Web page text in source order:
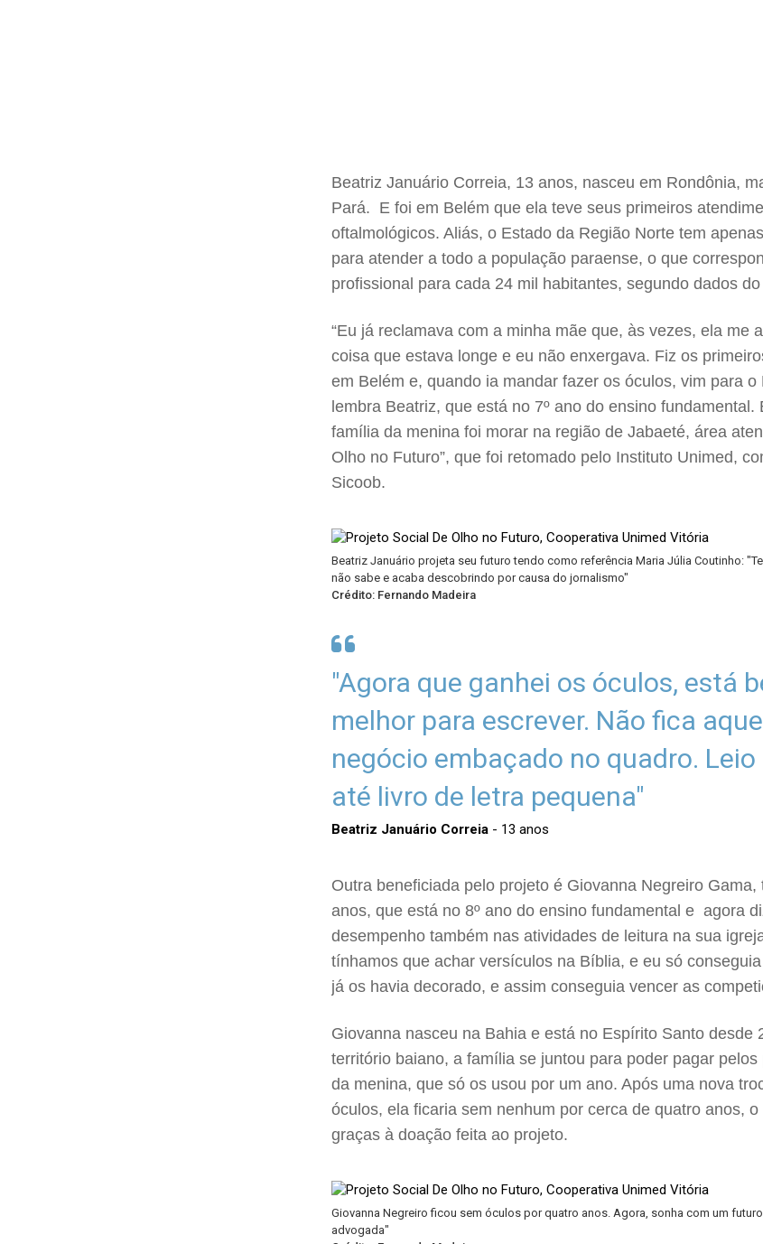
Beatriz Januário Correia, 13 anos, nasceu em Rondônia,
Pará. E foi em Belém que ela teve seus primeiros
oftalmológicos. Aliás, o Estado da Região Norte tem
para atender a todo a população paraense, o que
profissional para cada 24 mil habitantes, segundo dados
“Eu já reclamava com a minha mãe que, às vezes, ela me
coisa que estava longe e eu não enxergava. Fiz os
em Belém e, quando ia mandar fazer os óculos, vim para o
lembra Beatriz, que está no 7º ano do ensino fundamental.
família da menina foi morar na região de Jabaeté, área
Olho no Futuro”, que foi retomado pelo Instituto Unimed,
Sicoob.
Beatriz Januário projeta seu futuro tendo como referência Maria Júlia Coutinho:
não sabe e acaba descobrindo por causa do jornalismo"
Crédito: Fernando Madeira
"Agora que ganhei os óculos, está
melhor para escrever. Não fica
negócio embaçado no quadro. Leio
até livro de letra pequena"
Beatriz Januário Correia - 13 anos
Outra beneficiada pelo projeto é Giovanna Negreiro Gama,
anos, que está no 8º ano do ensino fundamental e agora
desempenho também nas atividades de leitura na sua
tínhamos que achar versículos na Bíblia, e eu só
já os havia decorado, e assim conseguia vencer as
Giovanna nasceu na Bahia e está no Espírito Santo desde
território baiano, a família se juntou para poder pagar
da menina, que só os usou por um ano. Após uma nova
óculos, ela ficaria sem nenhum por cerca de quatro anos,
graças à doação feita ao projeto.
Giovanna Negreiro ficou sem óculos por quatro anos. Agora, sonha com um
advogada"